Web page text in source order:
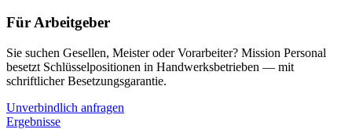
Für Arbeitgeber
Sie suchen Gesellen, Meister oder Vorarbeiter? Mission Personal
besetzt Schlüsselpositionen in Handwerksbetrieben — mit
schriftlicher Besetzungsgarantie.
Unverbindlich anfragen
Ergebnisse